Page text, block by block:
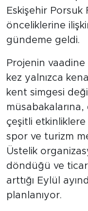
Eskişehir
önceliklerine
gündeme geldi.
Projenin vaadine
kez yalnızca
kent simgesi
çeşitli
spor ve turizm
Üstelik
döndüğü ve
arttığı Eylül
planlanıyor.